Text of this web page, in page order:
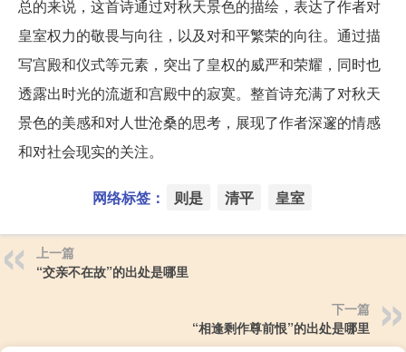
总的来说，这首诗通过对秋天景色的描绘，表达了作者对
皇室权力的敬畏与向往，以及对和平繁荣的向往。通过描
写宫殿和仪式等元素，突出了皇权的威严和荣耀，同时也
透露出时光的流逝和宫殿中的寂寞。整首诗充满了对秋天
景色的美感和对人世沧桑的思考，展现了作者深邃的情感
和对社会现实的关注。
网络标签： 则是 清平 皇室
上一篇
“交亲不在故”的出处是哪里
下一篇
“相逢剩作尊前恨”的出处是哪里